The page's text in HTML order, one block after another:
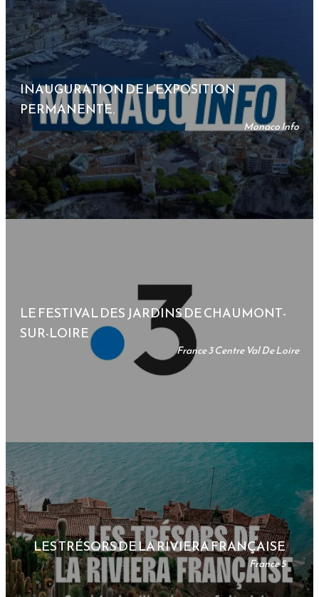
INAUGURATION DE L’EXPOSITION
PERMANENTE.
Monaco Info
LE FESTIVAL DES JARDINS DE CHAUMONT-
SUR-LOIRE
France 3 Centre Val De Loire
LES TRÉSORS DE LA RIVIERA FRANÇAISE
France 5